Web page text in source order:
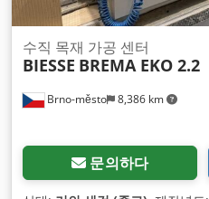
Brno-město 8,386 km
수직 목재 가공 센터
BIESSE BREMA EKO 2.2
문의하다